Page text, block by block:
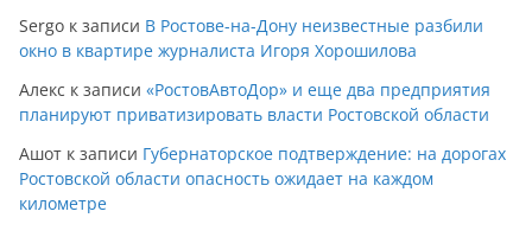
Sergo к записи В Ростове-на-Дону неизвестные разбили
окно в квартире журналиста Игоря Хорошилова
Алекс к записи «РостовАвтоДор» и еще два предприятия
планируют приватизировать власти Ростовской области
Ашот к записи Губернаторское подтверждение: на дорогах
Ростовской области опасность ожидает на каждом
километре